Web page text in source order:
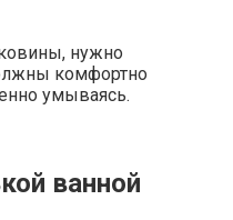
нужно
комфортно
умываясь.
ванной